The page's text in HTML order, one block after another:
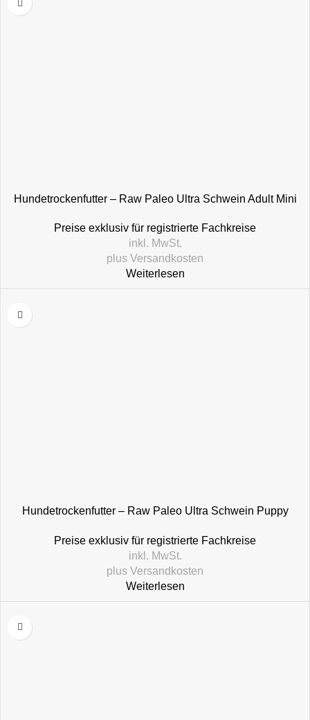
Hundetrockenfutter – Raw Paleo Ultra Schwein Adult Mini
Preise exklusiv für registrierte Fachkreise
inkl. MwSt.
plus Versandkosten
Weiterlesen
Hundetrockenfutter – Raw Paleo Ultra Schwein Puppy
Preise exklusiv für registrierte Fachkreise
inkl. MwSt.
plus Versandkosten
Weiterlesen